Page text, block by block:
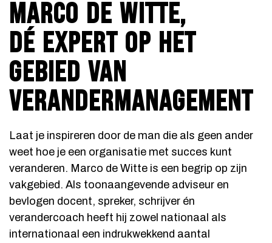
MARCO DE WITTE,
D É EXPERT OP HET
GEBIED VAN
VERANDERMANAGEMENT
Laat je inspireren door de man die als geen ander
weet hoe je een organisatie met succes kunt
veranderen. Marco de Witte is een begrip op zijn
vakgebied. Als toonaangevende adviseur en
bevlogen docent, spreker, schrijver én
verandercoach heeft hij zowel nationaal als
internationaal een indrukwekkend aantal